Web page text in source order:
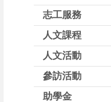
志工服務
人文課程
人文活動
參訪活動
助學金